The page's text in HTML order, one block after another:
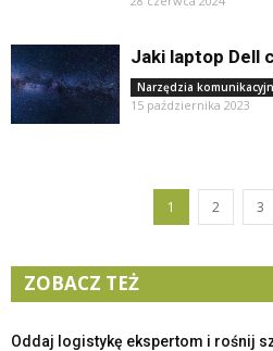
Jaki laptop Dell
Narzędzia
15 października 2023
1 2 3
ZOBACZ TEŻ
Oddaj logistykę ekspertom i rośnij